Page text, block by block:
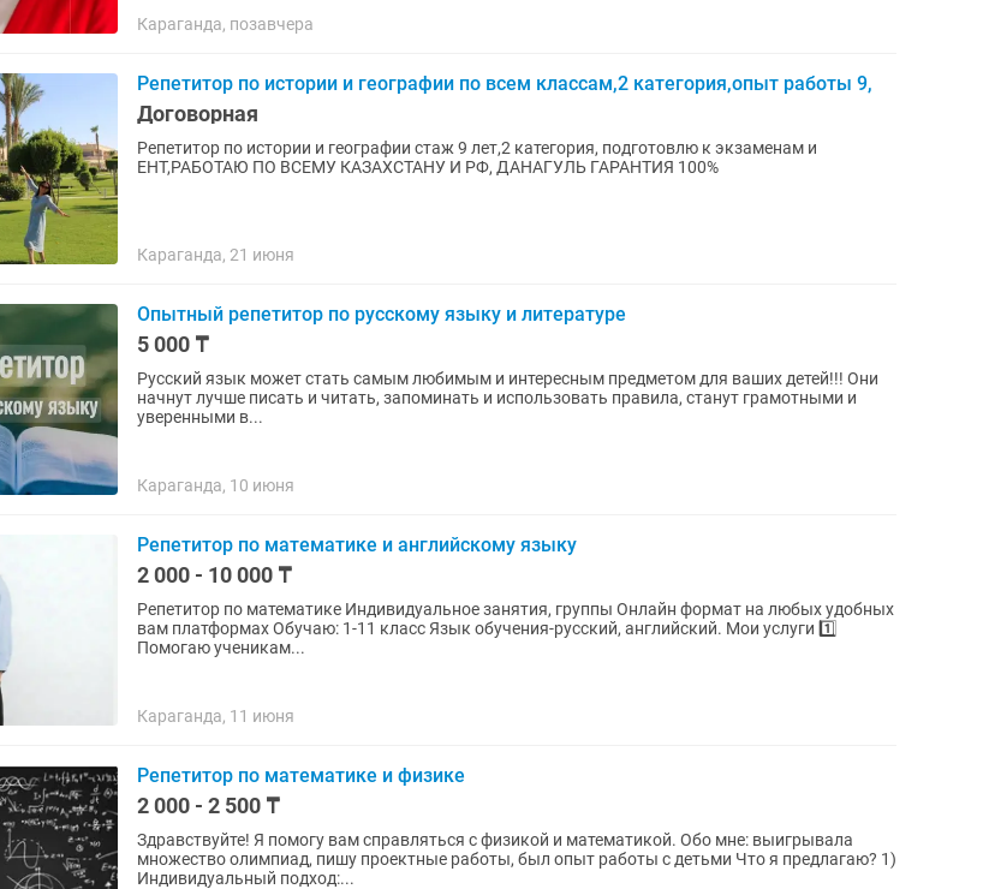
Караганда, позавчера
Репетитор по истории и географии по всем классам,2 категория,опыт работы 9,
Договорная
Репетитор по истории и географии стаж 9 лет,2 категория, подготовлю к экзаменам и
ЕНТ,РАБОТАЮ ПО ВСЕМУ КАЗАХСТАНУ И РФ, ДАНАГУЛЬ ГАРАНТИЯ 100%
Караганда, 21 июня
Опытный репетитор по русскому языку и литературе
5 000 ₸
Русский язык может стать самым любимым и интересным предметом для ваших детей!!! Они
начнут лучше писать и читать, запоминать и использовать правила, станут грамотными и
уверенными в...
Караганда, 10 июня
Репетитор по математике и английскому языку
2 000 - 10 000 ₸
Репетитор по математике Индивидуальное занятия, группы Онлайн формат на любых удобных
вам платформах Обучаю: 1-11 класс Язык обучения-русский, английский. Мои услуги 1️⃣
Помогаю ученикам...
Караганда, 11 июня
Репетитор по математике и физике
2 000 - 2 500 ₸
Здравствуйте! Я помогу вам справляться с физикой и математикой. Обо мне: выигрывала
множество олимпиад, пишу проектные работы, был опыт работы с детьми Что я предлагаю? 1)
Индивидуальный подход:...